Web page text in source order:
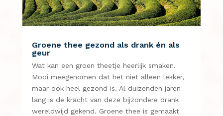
Groene thee gezond als drank én als
geur
Wat kan een groen theetje heerlijk smaken.
Mooi meegenomen dat het niet alleen lekker,
maar ook heel gezond is. Al duizenden jaren
lang is de kracht van deze bijzondere drank
wereldwijd gekend. Groene thee is gemaakt